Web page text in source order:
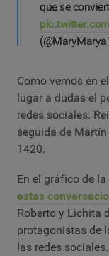
que se
Como vemos en
lugar a dudas el
redes sociales.
seguida de Martín
1420.
En el gráfico de
estas
Roberto y Lichita
protagonistas de
las redes sociales.